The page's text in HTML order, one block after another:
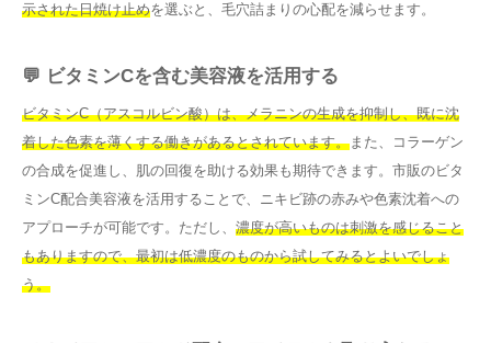
示された日焼け止めを選ぶと、毛穴詰まりの心配を減らせます。
💬 ビタミンCを含む美容液を活用する
ビタミンC（アスコルビン酸）は、メラニンの生成を抑制し、既に沈
着した色素を薄くする働きがあるとされています。また、コラーゲン
の合成を促進し、肌の回復を助ける効果も期待できます。市販のビタ
ミンC配合美容液を活用することで、ニキビ跡の赤みや色素沈着への
アプローチが可能です。ただし、 濃度が高いものは刺激を感じること
もありますので、最初は低濃度のものから試してみるとよいでしょ
う。